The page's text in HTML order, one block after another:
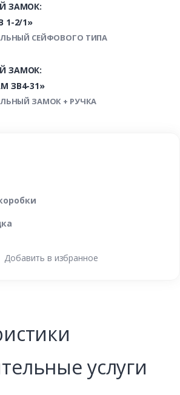
ЗАМОК:
1-2/1»
СЕЙФОВОГО ТИПА
ЗАМОК:
ЗВ4-31»
ЗАМОК + РУЧКА
Добавить в избранное
услуги